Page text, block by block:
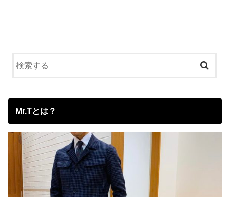
Mr.Tとは？